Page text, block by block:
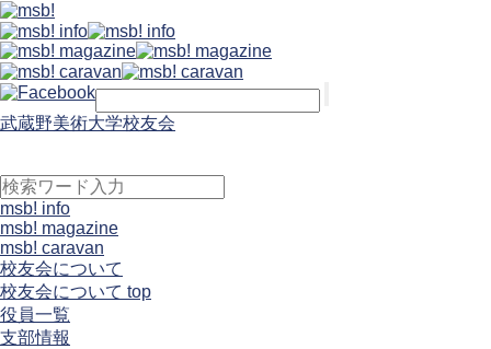
武蔵野美術大学校友会
msb! info
msb! magazine
msb! caravan
校友会について
校友会について top
役員一覧
支部情報